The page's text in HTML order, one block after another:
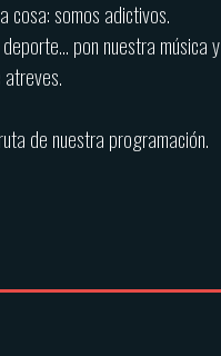
cosa: somos adictivos.
pon nuestra música y
de nuestra programación.